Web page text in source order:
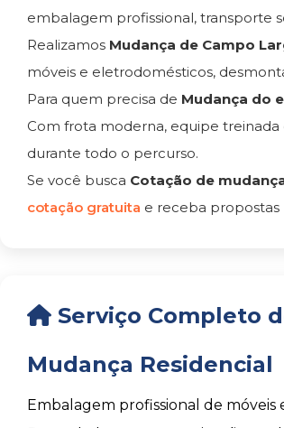
embalagem profissional, transporte
Realizamos Mudança de Campo
móveis e eletrodomésticos,
Para quem precisa de Mudança do
Com frota moderna, equipe
durante todo o percurso.
Se você busca Cotação de
cotação gratuita e receba propostas
Serviço Completo
Mudança Residencial
Embalagem profissional de móveis